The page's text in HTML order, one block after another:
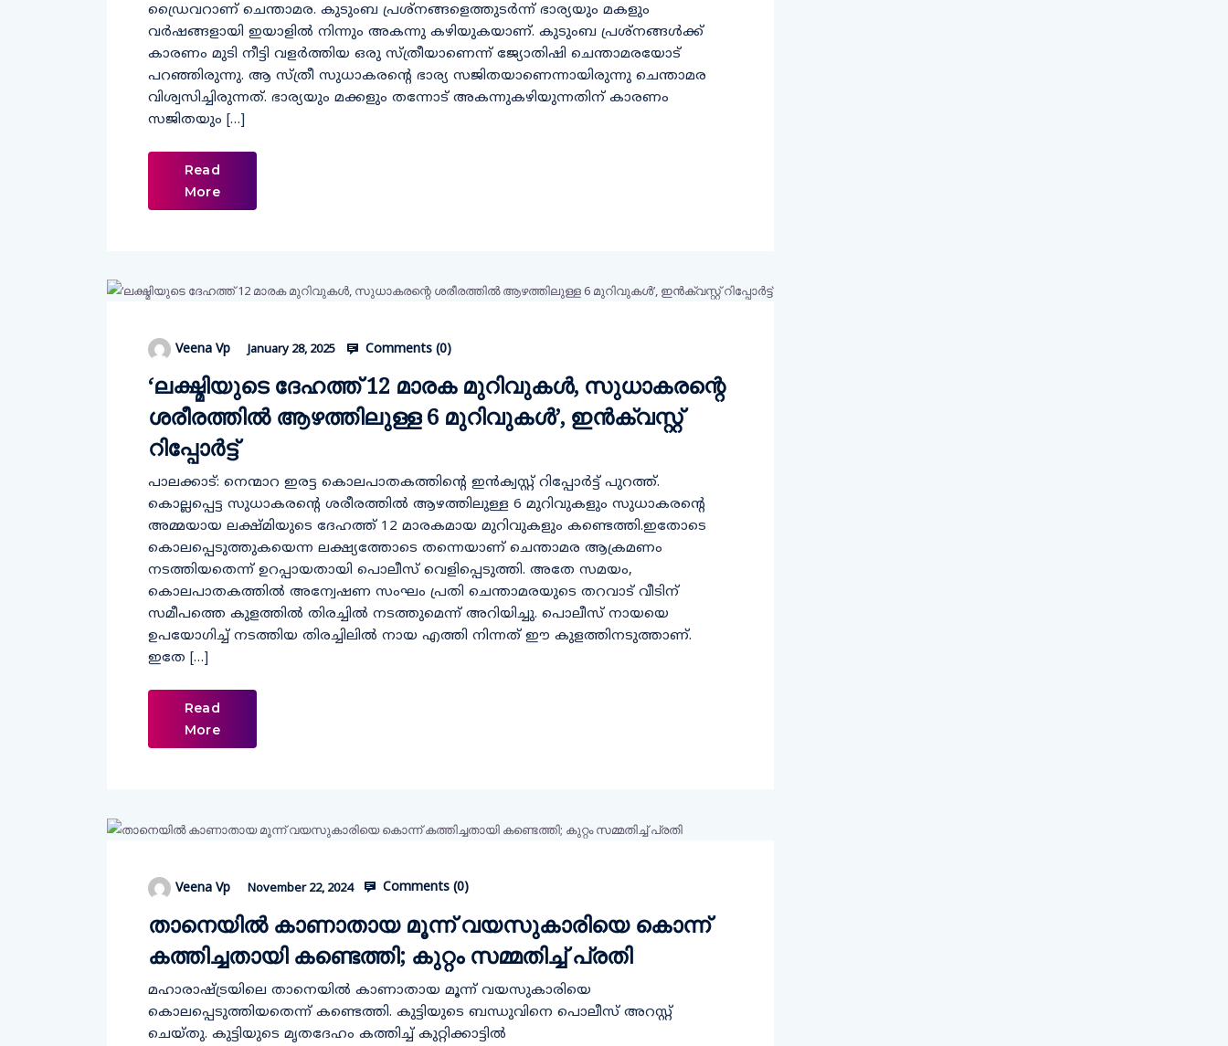
ഡ്രൈവറാണ് ചെന്താമര. കുടുംബ പ്രശ്നങ്ങളെത്തുടര്‍ന്ന് ഭാര്യയും മകളും
വര്‍ഷങ്ങളായി ഇയാളില്‍ നിന്നും അകന്നു കഴിയുകയാണ്. കുടുംബ പ്രശ്‌നങ്ങള്‍ക്ക്
കാരണം മുടി നീട്ടി വളര്‍ത്തിയ ഒരു സ്ത്രീയാണെന്ന് ജ്യോതിഷി ചെന്താമരയോട്
പറഞ്ഞിരുന്നു. ആ സ്ത്രീ സുധാകരന്റെ ഭാര്യ സജിതയാണെന്നായിരുന്നു ചെന്താമര
വിശ്വസിച്ചിരുന്നത്. ഭാര്യയും മക്കളും തന്നോട് അകന്നുകഴിയുന്നതിന് കാരണം
സജിതയും […]
Read
More
Veena Vp January 28, 2025 Comments (0)
‘ലക്ഷ്മിയുടെ ദേഹത്ത് 12 മാരക മുറിവുകള്‍, സുധാകരന്റെ
ശരീരത്തില്‍ ആഴത്തിലുള്ള 6 മുറിവുകള്‍’, ഇന്‍ക്വസ്റ്റ്
റിപ്പോര്‍ട്ട്
പാലക്കാട്: നെന്മാറ ഇരട്ട കൊലപാതകത്തിന്റെ ഇന്‍ക്വസ്റ്റ് റിപ്പോര്‍ട്ട് പുറത്ത്.
കൊല്ലപ്പെട്ട സുധാകരന്റെ ശരീരത്തില്‍ ആഴത്തിലുള്ള 6 മുറിവുകളും സുധാകരന്റെ
അമ്മയായ ലക്ഷ്മിയുടെ ദേഹത്ത് 12 മാരകമായ മുറിവുകളും കണ്ടെത്തി.ഇതോടെ
കൊലപ്പെടുത്തുകയെന്ന ലക്ഷ്യത്തോടെ തന്നെയാണ് ചെന്താമര ആക്രമണം
നടത്തിയതെന്ന് ഉറപ്പായതായി പൊലീസ് വെളിപ്പെടുത്തി. അതേ സമയം,
കൊലപാതകത്തില്‍ അന്വേഷണ സംഘം പ്രതി ചെന്താമരയുടെ തറവാട് വീടിന്
സമീപത്തെ കുളത്തില്‍ തിരച്ചില്‍ നടത്തുമെന്ന് അറിയിച്ചു. പൊലീസ് നായയെ
ഉപയോഗിച്ച് നടത്തിയ തിരച്ചിലില്‍ നായ എത്തി നിന്നത് ഈ കുളത്തിനടുത്താണ്.
ഇതേ […]
Read
More
Veena Vp November 22, 2024 Comments (0)
താനെയിൽ കാണാതായ മൂന്ന് വയസുകാരിയെ കൊന്ന്
കത്തിച്ചതായി കണ്ടെത്തി; കുറ്റം സമ്മതിച്ച് പ്രതി
മഹാരാഷ്ട്രയിലെ താനെയില്‍ കാണാതായ മൂന്ന് വയസുകാരിയെ
കൊലപ്പെടുത്തിയതെന്ന് കണ്ടെത്തി. കുട്ടിയുടെ ബന്ധുവിനെ പൊലീസ് അറസ്റ്റ്
ചെയ്തു. കുട്ടിയുടെ മൃതദേഹം കത്തിച്ച് കുറ്റിക്കാട്ടില്‍